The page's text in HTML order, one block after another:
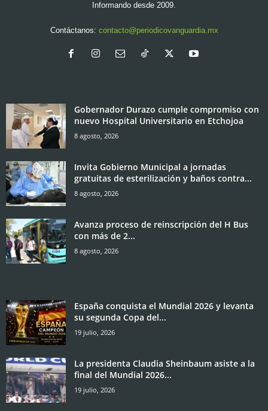
Informando desde 2009.
Contáctanos: contacto@periodicovanguardia.mx
Gobernador Durazo cumple compromiso con
nuevo Hospital Universitario en Etchojoa
8 agosto, 2026
Invita Gobierno Municipal a jornadas
gratuitas de esterilización y baños contra...
8 agosto, 2026
Avanza proceso de reinscripción del H Bus
con más de 2...
8 agosto, 2026
España conquista el Mundial 2026 y levanta
su segunda Copa del...
19 julio, 2026
La presidenta Claudia Sheinbaum asiste a la
final del Mundial 2026...
19 julio, 2026